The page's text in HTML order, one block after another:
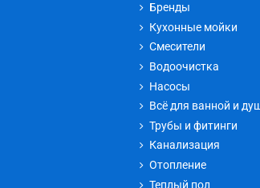
Бренды
Кухонные мойки
Смесители
Водоочистка
Насосы
Всё для ванной и
Трубы и фитинги
Канализация
Отопление
Теплый пол